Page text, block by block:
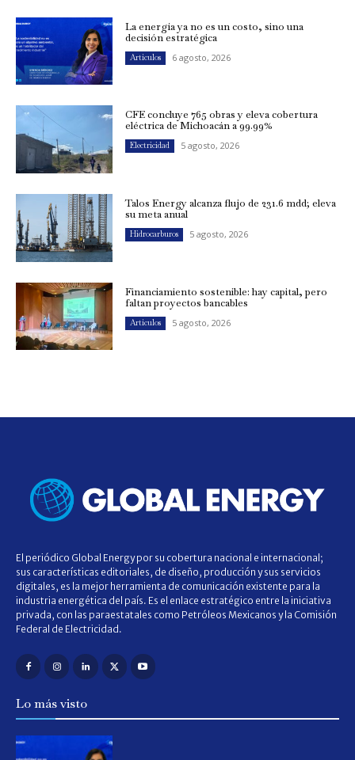
La energía ya no es un costo, sino una
decisión estratégica
Artículos 6 agosto, 2026
CFE concluye 765 obras y eleva cobertura
eléctrica de Michoacán a 99.99%
Electricidad 5 agosto, 2026
Talos Energy alcanza flujo de 231.6 mdd; eleva
su meta anual
Hidrocarburos 5 agosto, 2026
Financiamiento sostenible: hay capital, pero
faltan proyectos bancables
Artículos 5 agosto, 2026
El periódico Global Energy por su cobertura nacional e internacional;
sus características editoriales, de diseño, producción y sus servicios
digitales, es la mejor herramienta de comunicación existente para la
industria energética del país. Es el enlace estratégico entre la iniciativa
privada, con las paraestatales como Petróleos Mexicanos y la Comisión
Federal de Electricidad.
Lo más visto